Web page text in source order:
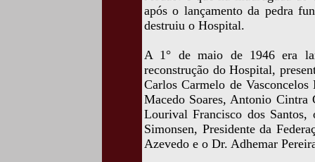
após o lançamento da pedra
destruiu o Hospital.
A 1° de maio de 1946 era
reconstrução do Hospital,
Carlos Carmelo de
Macedo Soares, Antonio Cintra
Lourival Francisco dos
Simonsen, Presidente da
Azevedo e o Dr. Adhemar